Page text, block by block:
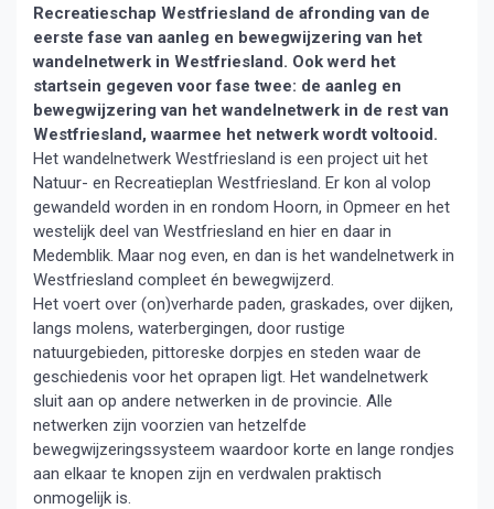
Recreatieschap Westfriesland de afronding van de
eerste fase van aanleg en bewegwijzering van het
wandelnetwerk in Westfriesland. Ook werd het
startsein gegeven voor fase twee: de aanleg en
bewegwijzering van het wandelnetwerk in de rest van
Westfriesland, waarmee het netwerk wordt voltooid.
Het wandelnetwerk Westfriesland is een project uit het
Natuur- en Recreatieplan Westfriesland. Er kon al volop
gewandeld worden in en rondom Hoorn, in Opmeer en het
westelijk deel van Westfriesland en hier en daar in
Medemblik. Maar nog even, en dan is het wandelnetwerk in
Westfriesland compleet én bewegwijzerd.
Het voert over (on)verharde paden, graskades, over dijken,
langs molens, waterbergingen, door rustige
natuurgebieden, pittoreske dorpjes en steden waar de
geschiedenis voor het oprapen ligt. Het wandelnetwerk
sluit aan op andere netwerken in de provincie. Alle
netwerken zijn voorzien van hetzelfde
bewegwijzeringssysteem waardoor korte en lange rondjes
aan elkaar te knopen zijn en verdwalen praktisch
onmogelijk is.